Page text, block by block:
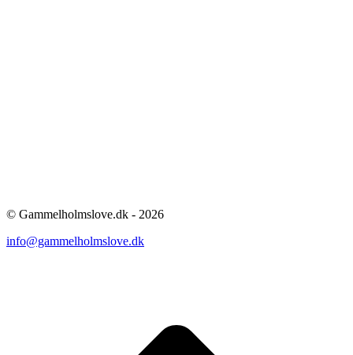
© Gammelholmslove.dk - 2026
info@gammelholmslove.dk